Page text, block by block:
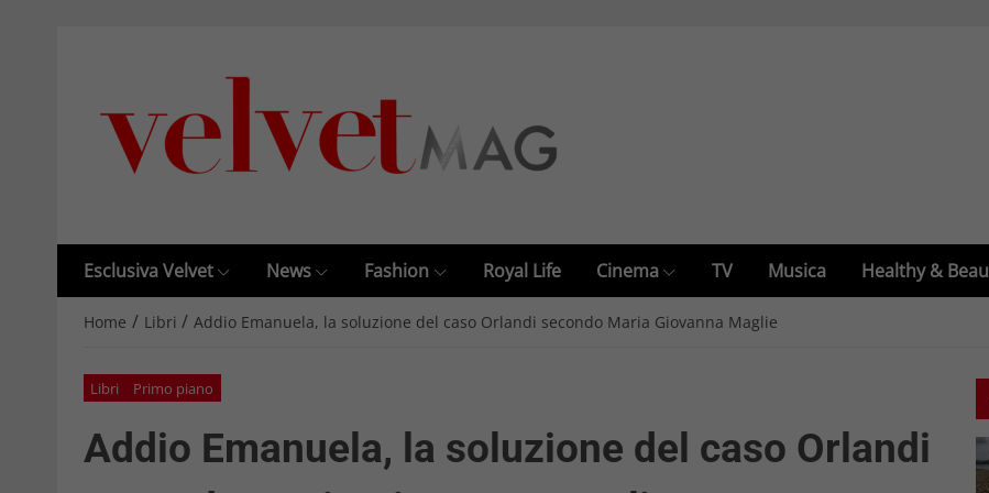
Esclusiva Velvet News Fashion Royal Life Cinema TV Musica Healthy &
Home / Libri / Addio Emanuela, la soluzione del caso Orlandi secondo Maria Giovanna Maglie
Libri Primo piano
Addio Emanuela, la soluzione del caso Orlandi